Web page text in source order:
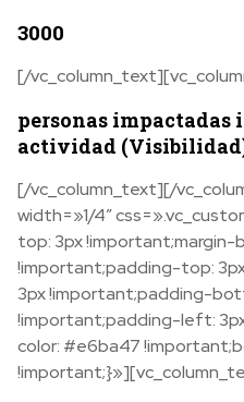
3000
[/
personas
actividad
[/vc_column_text][/
width=»1/4″
top: 3px !important;margin-
!important;padding-top:
3px !important;padding-
!important;padding-left:
color: #e6ba47